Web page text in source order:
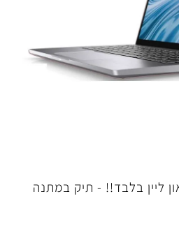
ליין בלבד!! - תיק במתנה